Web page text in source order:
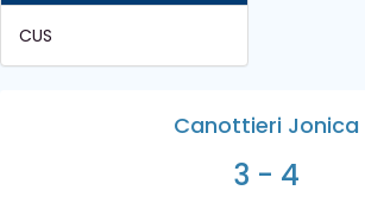
CUS
Canottieri Jonica
3 - 4